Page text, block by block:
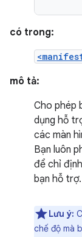
có trong:
mô tả:
Cho phép
dụng hỗ
các màn
Bạn luôn
để chỉ
bạn hỗ trợ.
Lưu ý:
chế độ mà